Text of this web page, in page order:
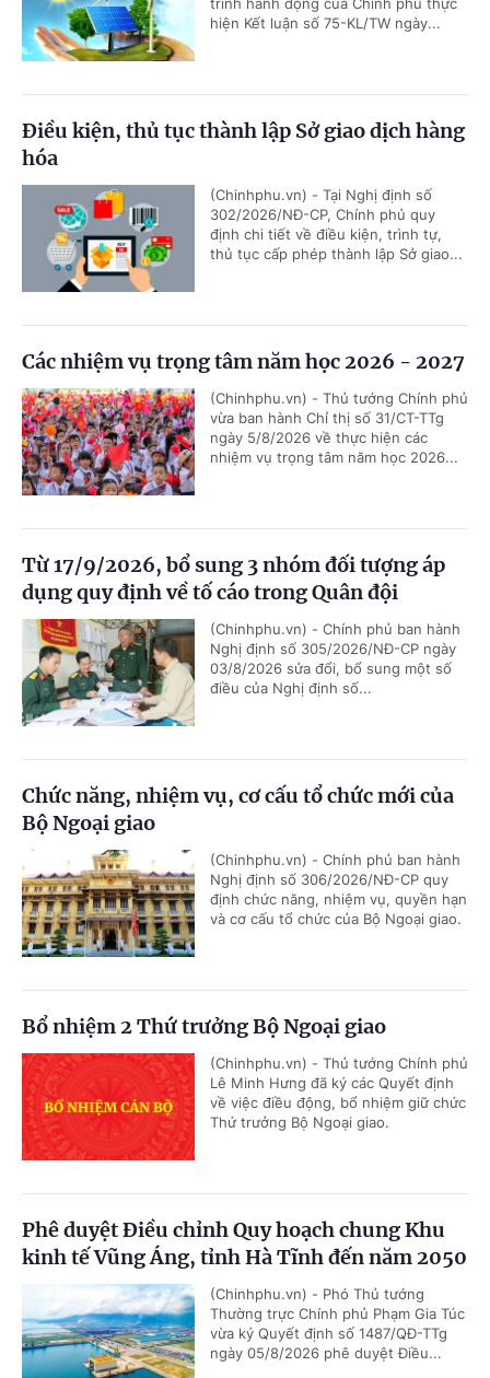
hiện Kết luận số 75-KL/TW ngày...
Điều kiện, thủ tục thành lập Sở giao dịch hàng
hóa
(Chinhphu.vn) - Tại Nghị định số
302/2026/NĐ-CP, Chính phủ quy
định chi tiết về điều kiện, trình tự,
thủ tục cấp phép thành lập Sở giao...
Các nhiệm vụ trọng tâm năm học 2026 - 2027
(Chinhphu.vn) - Thủ tướng Chính phủ
vừa ban hành Chỉ thị số 31/CT-TTg
ngày 5/8/2026 về thực hiện các
nhiệm vụ trọng tâm năm học 2026...
Từ 17/9/2026, bổ sung 3 nhóm đối tượng áp
dụng quy định về tố cáo trong Quân đội
(Chinhphu.vn) - Chính phủ ban hành
Nghị định số 305/2026/NĐ-CP ngày
03/8/2026 sửa đổi, bổ sung một số
điều của Nghị định số...
Chức năng, nhiệm vụ, cơ cấu tổ chức mới của
Bộ Ngoại giao
(Chinhphu.vn) - Chính phủ ban hành
Nghị định số 306/2026/NĐ-CP quy
định chức năng, nhiệm vụ, quyền hạn
và cơ cấu tổ chức của Bộ Ngoại giao.
Bổ nhiệm 2 Thứ trưởng Bộ Ngoại giao
(Chinhphu.vn) - Thủ tướng Chính phủ
Lê Minh Hưng đã ký các Quyết định
về việc điều động, bổ nhiệm giữ chức
Thứ trưởng Bộ Ngoại giao.
Phê duyệt Điều chỉnh Quy hoạch chung Khu
kinh tế Vũng Áng, tỉnh Hà Tĩnh đến năm 2050
(Chinhphu.vn) - Phó Thủ tướng
Thường trực Chính phủ Phạm Gia Túc
vừa ký Quyết định số 1487/QĐ-TTg
ngày 05/8/2026 phê duyệt Điều...